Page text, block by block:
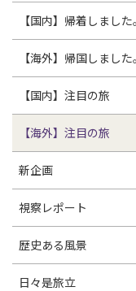
【国内】帰着しまし
【海外】帰国しまし
【国内】注目の旅
【海外】注目の旅
新企画
視察レポート
歴史ある風景
日々是旅立